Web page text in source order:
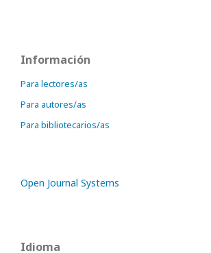
Información
Para lectores/as
Para autores/as
Para bibliotecarios/as
Open Journal Systems
Idioma